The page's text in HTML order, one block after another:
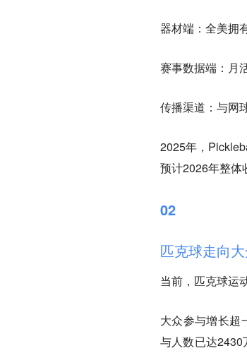
器材端：全美拥
赛事数据端：月
传播渠道：与网
2025年，
预计2026年整体
02
匹克球走向
当前，匹克球运
大众参与增长超
与人数已达